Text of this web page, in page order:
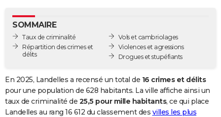
GUIDES D'ACHAT
BONS PLANS
Carte de Noël
Carte Bonne année
Carte Saint-Valentin
Carte Pâques
Carte d'anniversaire
DICTIONNAIRE
Dictionnaire
Biographies
Citations
Expressions
Proverbes
PROGRAMME TV
SOMMAIRE
Taux de criminalité
Répartition des crimes et
délits
Vols et cambriolages
Violences et agressions
Drogues et stupéfiants
En 2025, Landelles a recensé un total de 16 crimes et délits
pour une population de 628 habitants. La ville affiche ainsi un
taux de criminalité de 25,5 pour mille habitants, ce qui place
Landelles au rang 16 612 du classement des villes les plus